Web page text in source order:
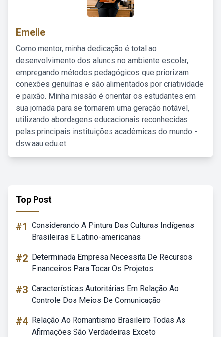
Emelie
Como mentor, minha dedicação é total ao
desenvolvimento dos alunos no ambiente escolar,
empregando métodos pedagógicos que priorizam
conexões genuínas e são alimentados por criatividade
e paixão. Minha missão é orientar os estudantes em
sua jornada para se tornarem uma geração notável,
utilizando abordagens educacionais reconhecidas
pelas principais instituições acadêmicas do mundo -
dsw.aau.edu.et.
Top Post
#1 Considerando A Pintura Das Culturas Indígenas
Brasileiras E Latino-americanas
#2 Determinada Empresa Necessita De Recursos
Financeiros Para Tocar Os Projetos
#3 Características Autoritárias Em Relação Ao
Controle Dos Meios De Comunicação
#4 Relação Ao Romantismo Brasileiro Todas As
Afirmações São Verdadeiras Exceto